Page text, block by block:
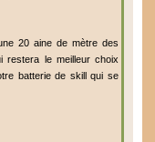
20 aine de mètre des
restera le meilleur choix
batterie de skill qui se